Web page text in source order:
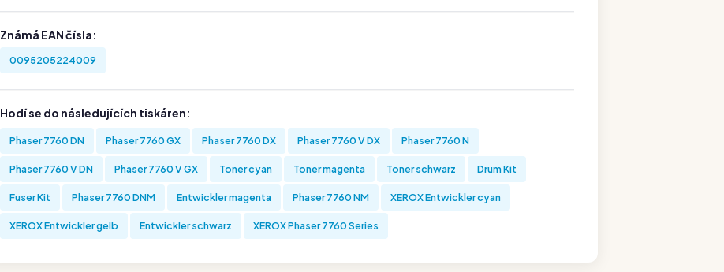
Známá EAN čísla:
0095205224009
Hodí se do následujících tiskáren:
Phaser 7760 DN Phaser 7760 GX Phaser 7760 DX Phaser 7760 V DX Phaser 7760 N
Phaser 7760 V DN Phaser 7760 V GX Toner cyan Toner magenta Toner schwarz Drum Kit
Fuser Kit Phaser 7760 DNM Entwickler magenta Phaser 7760 NM XEROX Entwickler cyan
XEROX Entwickler gelb Entwickler schwarz XEROX Phaser 7760 Series